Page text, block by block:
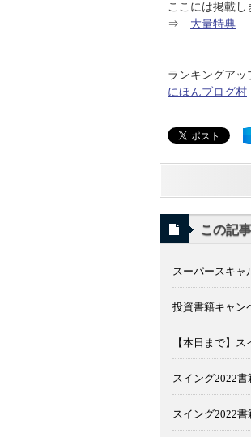
ここには掲載
⇒ 大量特典
ランキングア
にほんブログ村
この記
スーパースキャ
投資書籍キャン
【本日まで】
スイング2022
スイング2022